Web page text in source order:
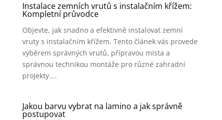
Instalace zemních vrutů s instalačním křížem:
Kompletní průvodce
Objevte, jak snadno a efektivně instalovat zemní
vruty s instalačním křížem. Tento článek vás provede
výběrem správných vrutů, přípravou místa a
správnou technikou montáže pro různé zahradní
projekty....
Jakou barvu vybrat na lamino a jak správně
postupovat